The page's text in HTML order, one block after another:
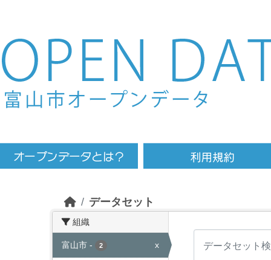
Skip to main content
データセット
組織
富山市 - 2 x